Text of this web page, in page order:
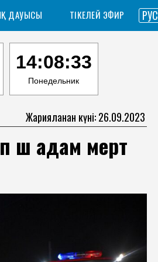
ДАУЫСЫ ТІКЕЛЕЙ ЭФИР РУС
14:08:34
Понедельник
Жарияланған күні: 26.09.2023
үш адам мерт